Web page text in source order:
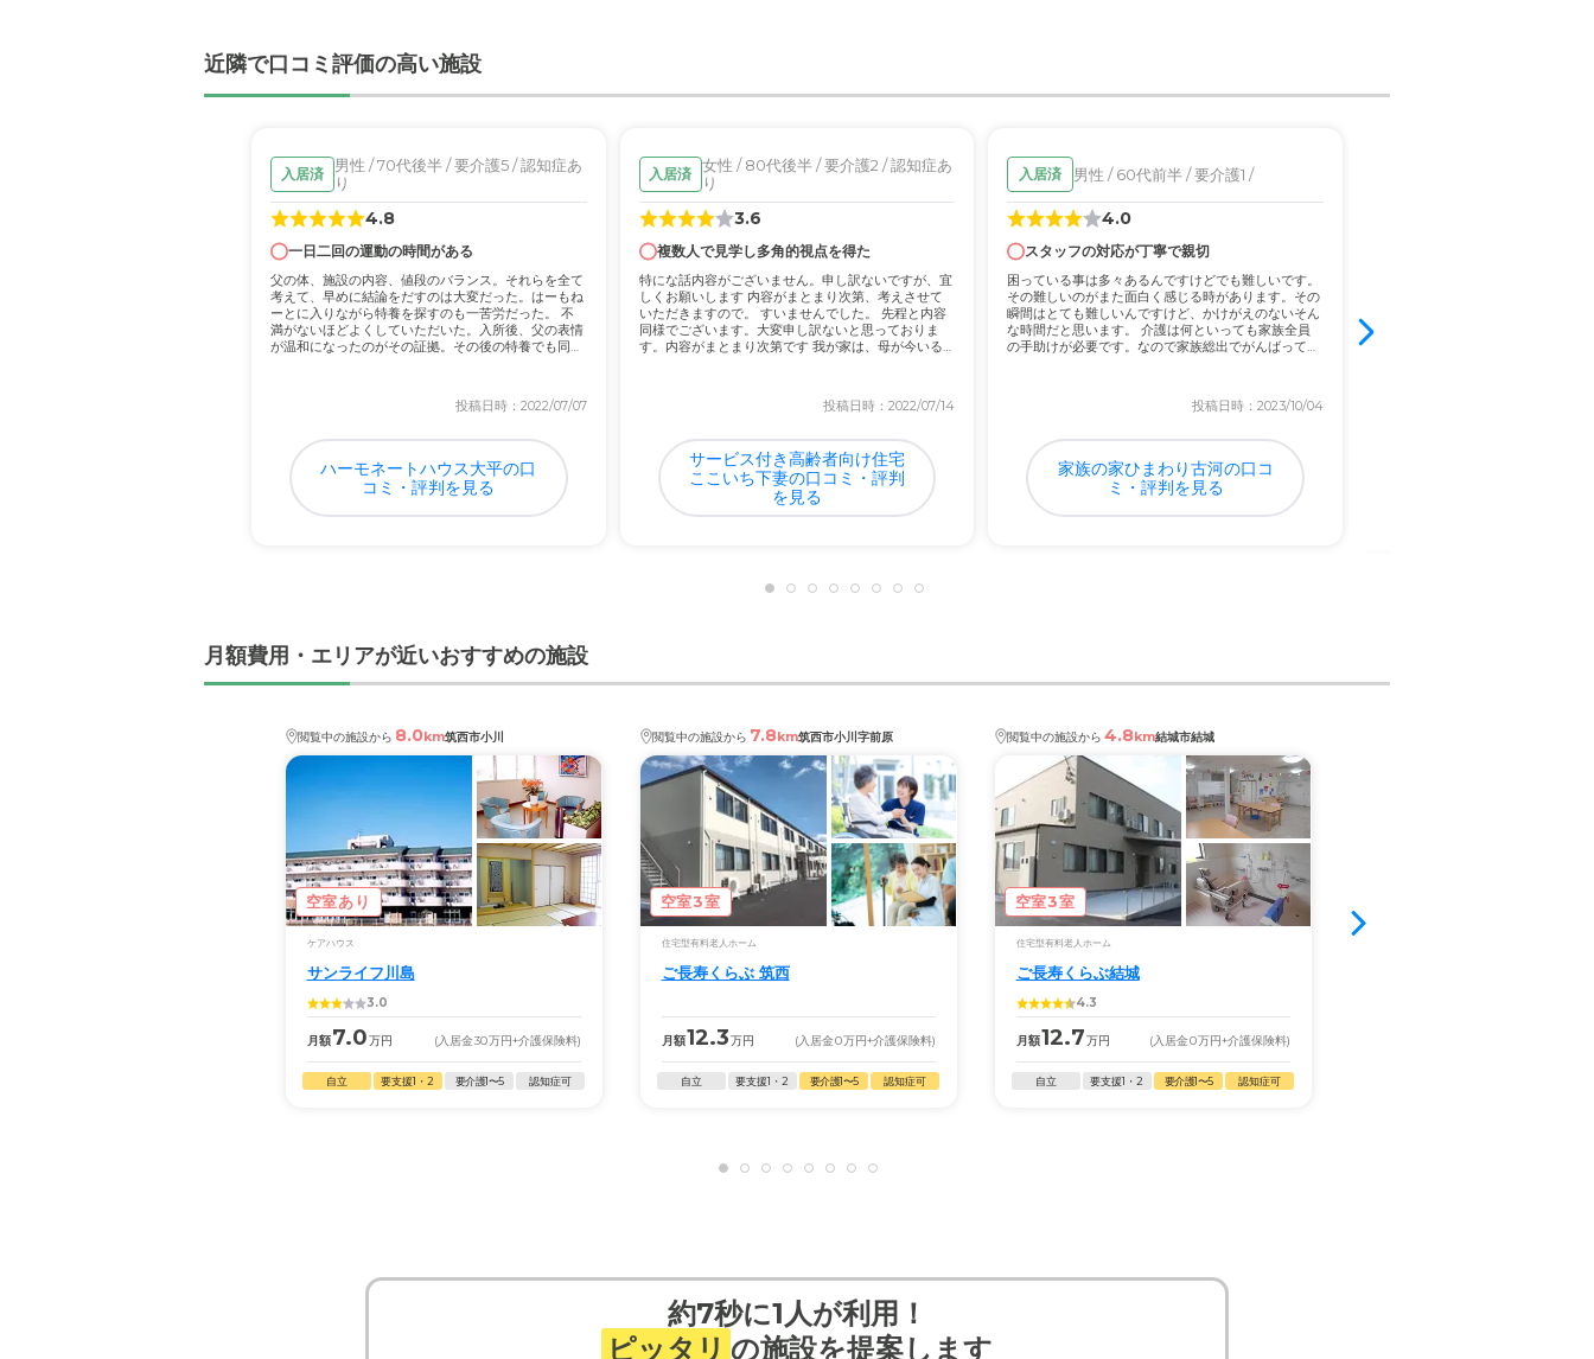
外観・内装・居室・設備について
介護医療サービスについて
何かあった際にも、目配りが行き届いているので安心しているため。対応が早いので安心
近隣環境や交通アクセスについて
車での移動が主なので、 駐車場も沢山あり問題なく通える感じでストレスがなく行けている
料金費用について
近隣で口コミ評価の高い施設
入居済 男性 / 70代後半 / 要介護5 / 認知症あ
り
4.8
一日二回の運動の時間がある
父の体、施設の内容、値段のバランス。それらを全て
考えて、早めに結論をだすのは大変だった。はーもね
ーとに入りながら特養を探すのも一苦労だった。 不
満がないほどよくしていただいた。入所後、父の表情
が温和になったのがその証拠。その後の特養でも同様
投稿日時：2022/07/07
ハーモネートハウス大平の口
コミ・評判を見る
入居済
女性 / 80代後半 / 要介護2 / 認知症あ
り
3.6
複数人で見学し多角的視点を得た
特にな話内容がございません。申し訳ないですが、宜
しくお願いします 内容がまとまり次第、考えさせて
いただきますので。 すいませんでした。 先程と内容
同様でございます。大変申し訳ないと思っておりま
す。内容がまとまり次第です 我が家は、母が今いる
投稿日時：2022/07/14
サービス付き高齢者向け住宅
ここいち下妻の口コミ・評判
を見る
入居済 男性 / 60代前半 / 要介護1 /
4.0
スタッフの対応が丁寧で親切
困っている事は多々あるんですけどでも難しいです。
その難しいのがまた面白く感じる時があります。その
瞬間はとても難しいんですけど、かけがえのないそん
な時間だと思います。 介護は何といっても家族全員
の手助けが必要です。なので家族総出でがんばってい
投稿日時：2023/10/04
家族の家ひまわり古河の口コ
ミ・評判を見る
月額費用・エリアが近いおすすめの施設
閲覧中の施設から 8.0km筑西市小川
空室あり
ケアハウス
サンライフ川島
3.0
月額7.0万円 (入居金30万円+介護保険料)
自立 要支援1・2 要介護1〜5 認知症可
閲覧中の施設から 7.8km筑西市小川字前原
空室3室
住宅型有料老人ホーム
ご長寿くらぶ 筑西
月額12.3万円 (入居金0万円+介護保険料)
自立 要支援1・2 要介護1〜5 認知症可
閲覧中の施設から 4.8km結城市結城
空室3室
住宅型有料老人ホーム
ご長寿くらぶ結城
4.3
月額12.7万円 (入居金0万円+介護保険料)
自立 要支援1・2 要介護1〜5 認知症可
約7秒に1人が利用！
ピッタリ の施設を提案します